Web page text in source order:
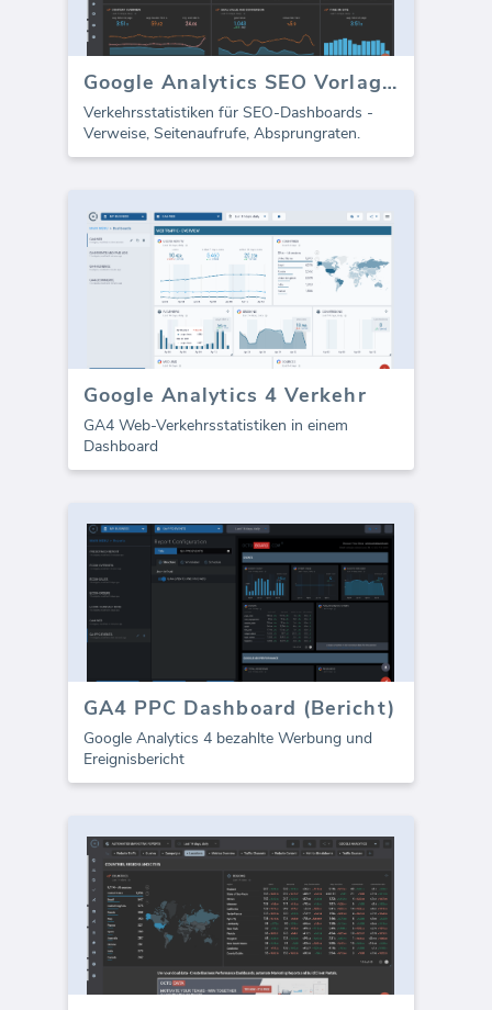
Google Analytics SEO Vorlage - Verkehr
Verkehrsstatistiken für SEO-Dashboards -
Verweise, Seitenaufrufe, Absprungraten.
Google Analytics 4 Verkehr
GA4 Web-Verkehrsstatistiken in einem
Dashboard
GA4 PPC Dashboard (Bericht)
Google Analytics 4 bezahlte Werbung und
Ereignisbericht